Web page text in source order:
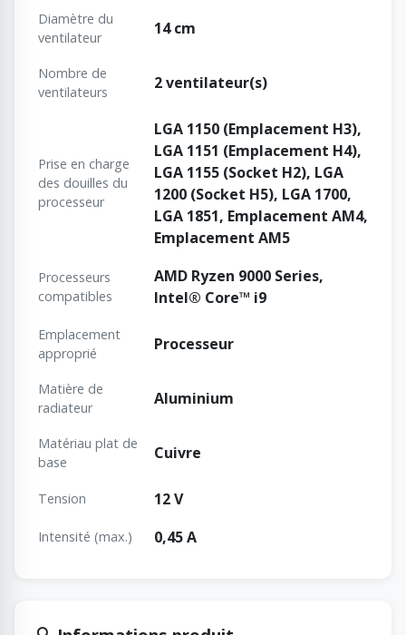
Diamètre du
ventilateur
14 cm
Nombre de
ventilateurs
2 ventilateur(s)
Prise en charge
des douilles du
processeur
LGA 1150 (Emplacement H3),
LGA 1151 (Emplacement H4),
LGA 1155 (Socket H2), LGA
1200 (Socket H5), LGA 1700,
LGA 1851, Emplacement AM4,
Emplacement AM5
Processeurs
compatibles
AMD Ryzen 9000 Series,
Intel® Core™ i9
Emplacement
approprié
Processeur
Matière de
radiateur
Aluminium
Matériau plat de
base
Cuivre
Tension 12 V
Intensité (max.) 0,45 A